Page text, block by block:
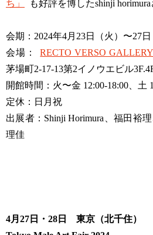
ち」
も好評を博したshinji
会期：2024年4月23日（火）〜27日
会場：
RECTO VERSO GALLERY
茅場町2-17-13第2イノウエビル3F.4F
開館時間：火〜金 12:00-18:00、土
定休：日月祝
出展者：Shinji Horimura、福田裕
理佳
4月27日・28日 東京（北千住）